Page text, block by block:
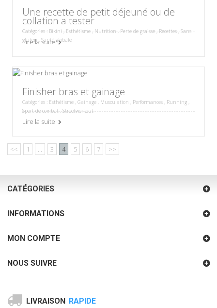
Une recette de petit déjeuné ou de
collation a tester
Catégories : Bikini , Esthétisme, Nutrition,Perte de graisse,Recettes,Sans
gluten, Santé globale
Lire la suite
Finisher bras et gainage
Catégories : Esthétisme Gainage Musculation Performances Running
Sport de combat,Streetworkout
Lire la suite
<< 1 3 4 5 6 7 >>
CATÉGORIES
INFORMATIONS
MON COMPTE
NOUS SUIVRE
LIVRAISON RAPIDE